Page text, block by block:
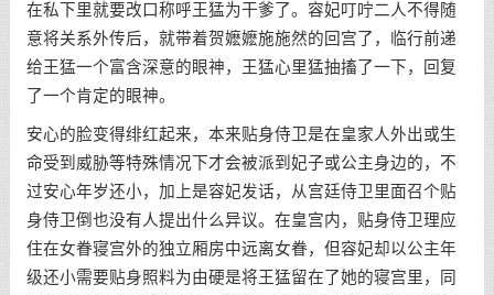
在私下里就要改口称呼王猛为干爹了。容妃叮咛二人不得随
意将关系外传后，就带着贺嬷嬷施施然的回宫了，临行前递
给王猛一个富含深意的眼神，王猛心里猛抽搐了一下，回复
了一个肯定的眼神。
安心的脸变得绯红起来，本来贴身侍卫是在皇家人外出或生
命受到威胁等特殊情况下才会被派到妃子或公主身边的，不
过安心年岁还小，加上是容妃发话，从宫廷侍卫里面召个贴
身侍卫倒也没有人提出什么异议。在皇宫内，贴身侍卫理应
住在女眷寝宫外的独立厢房中远离女眷，但容妃却以公主年
级还小需要贴身照料为由硬是将王猛留在了她的寝宫里，同